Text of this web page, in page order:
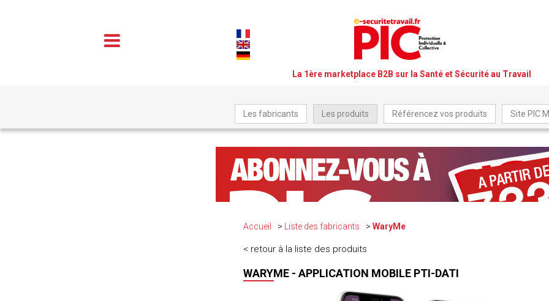
La 1ère marketplace B2B sur la Santé et Sécurité au Travail
Les fabricants Les produits Référencez vos produits Site PIC
Accueil Liste des fabricants WaryMe
< retour à la liste des produits
WARYME - APPLICATION MOBILE PTI-DATI